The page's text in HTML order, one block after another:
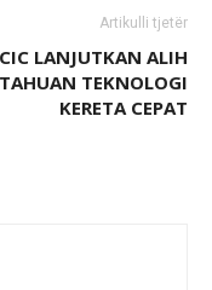
Artikulli tjetër
LANJUTKAN ALIH
TEKNOLOGI
KERETA CEPAT